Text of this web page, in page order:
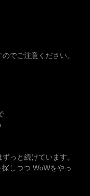
でご注意ください。
っと続けています。
しつつ WoWをやっ